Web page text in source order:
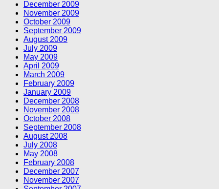
December 2009
November 2009
October 2009
September 2009
August 2009
July 2009
May 2009
April 2009
March 2009
February 2009
January 2009
December 2008
November 2008
October 2008
September 2008
August 2008
July 2008
May 2008
February 2008
December 2007
November 2007